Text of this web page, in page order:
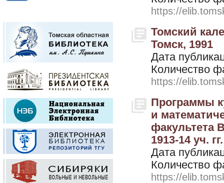
https://
Томский
Томск, 1991
Дата
Количество
https://
Программы
и
факультета
1913-14 уч.
Дата
Количество
https://